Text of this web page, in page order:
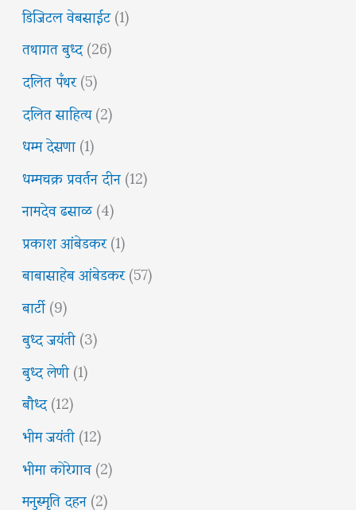
डिजिटल वेबसाईट(1)
तथागत बुध्द(26)
दलित पँथर(5)
दलित साहित्य(2)
धम्म देसणा(1)
धम्मचक्र प्रवर्तन दीन(12)
नामदेव ढसाळ(4)
प्रकाश आंबेडकर(1)
बाबासाहेब आंबेडकर(57)
बार्टी(9)
बुध्द जयंती(3)
बुध्द लेणी(1)
बौध्द(12)
भीम जयंती(12)
भीमा कोरेगाव(2)
मनुस्मृति दहन(2)